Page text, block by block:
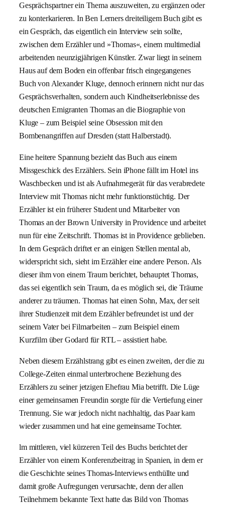
Gesprächspartner ein Thema auszuweiten, zu ergänzen oder
zu konterkarieren. In Ben Lerners dreiteiligem Buch gibt es
ein Gespräch, das eigentlich ein Interview sein sollte,
zwischen dem Erzähler und »Thomas«, einem multimedial
arbeitenden neunzigjährigen Künstler. Zwar liegt in seinem
Haus auf dem Boden ein offenbar frisch eingegangenes
Buch von Alexander Kluge, dennoch erinnern nicht nur das
Gesprächsverhalten, sondern auch Kindheitserlebnisse des
deutschen Emigranten Thomas an die Biographie von
Kluge – zum Beispiel seine Obsession mit den
Bombenangriffen auf Dresden (statt Halberstadt).
Eine heitere Spannung bezieht das Buch aus einem
Missgeschick des Erzählers. Sein iPhone fällt im Hotel ins
Waschbecken und ist als Aufnahmegerät für das verabredete
Interview mit Thomas nicht mehr funktionstüchtig. Der
Erzähler ist ein früherer Student und Mitarbeiter von
Thomas an der Brown University in Providence und arbeitet
nun für eine Zeitschrift. Thomas ist in Providence geblieben.
In dem Gespräch driftet er an einigen Stellen mental ab,
widerspricht sich, sieht im Erzähler eine andere Person. Als
dieser ihm von einem Traum berichtet, behauptet Thomas,
das sei eigentlich sein Traum, da es möglich sei, die Träume
anderer zu träumen. Thomas hat einen Sohn, Max, der seit
ihrer Studienzeit mit dem Erzähler befreundet ist und der
seinem Vater bei Filmarbeiten – zum Beispiel einem
Kurzfilm über Godard für RTL – assistiert habe.
Neben diesem Erzählstrang gibt es einen zweiten, der die zu
College-Zeiten einmal unterbrochene Beziehung des
Erzählers zu seiner jetzigen Ehefrau Mia betrifft. Die Lüge
einer gemeinsamen Freundin sorgte für die Vertiefung einer
Trennung. Sie war jedoch nicht nachhaltig, das Paar kam
wieder zusammen und hat eine gemeinsame Tochter.
lm mittleren, viel kürzeren Teil des Buchs berichtet der
Erzähler von einem Konferenzbeitrag in Spanien, in dem er
die Geschichte seines Thomas-Interviews enthüllte und
damit große Aufregungen verursachte, denn der allen
Teilnehmern bekannte Text hatte das Bild von Thomas